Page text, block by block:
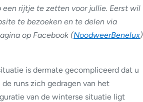
rijtje te zetten voor jullie. Eerst wil
te bezoeken en te delen via
op Facebook (NoodweerBenelux)
is dermate gecompliceerd dat u
runs zich gedragen van het
van de winterse situatie ligt